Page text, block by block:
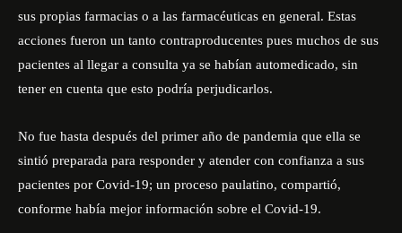
sus propias farmacias o a las farmacéuticas en general. Estas
acciones fueron un tanto contraproducentes pues muchos de sus
pacientes al llegar a consulta ya se habían automedicado, sin
tener en cuenta que esto podría perjudicarlos.
No fue hasta después del primer año de pandemia que ella se
sintió preparada para responder y atender con confianza a sus
pacientes por Covid-19; un proceso paulatino, compartió,
conforme había mejor información sobre el Covid-19.